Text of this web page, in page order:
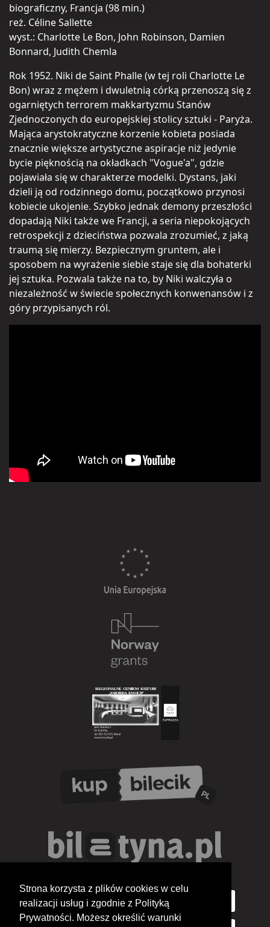
Strona korzysta z plików cookies w celu
realizacji usług i zgodnie z Polityką
Prywatności. Możesz określić warunki
biograficzny, Francja (98 min.)
reż. Céline Sallette
wyst.: Charlotte Le Bon, John Robinson, Damien
Bonnard, Judith Chemla
Rok 1952. Niki de Saint Phalle (w tej roli Charlotte Le
Bon) wraz z mężem i dwuletnią córką przenoszą się z
ogarniętych terrorem makkartyzmu Stanów
Zjednoczonych do europejskiej stolicy sztuki - Paryża.
Mająca arystokratyczne korzenie kobieta posiada
znacznie większe artystyczne aspiracje niż jedynie
bycie pięknością na okładkach "Vogue'a", gdzie
pojawiała się w charakterze modelki. Dystans, jaki
dzieli ją od rodzinnego domu, początkowo przynosi
kobiecie ukojenie. Szybko jednak demony przeszłości
dopadają Niki także we Francji, a seria niepokojących
retrospekcji z dzieciństwa pozwala zrozumieć, z jaką
traumą się mierzy. Bezpiecznym gruntem, ale i
sposobem na wyrażenie siebie staje się dla bohaterki
jej sztuka. Pozwala także na to, by Niki walczyła o
niezależność w świecie społecznych konwenansów i z
góry przypisanych ról.